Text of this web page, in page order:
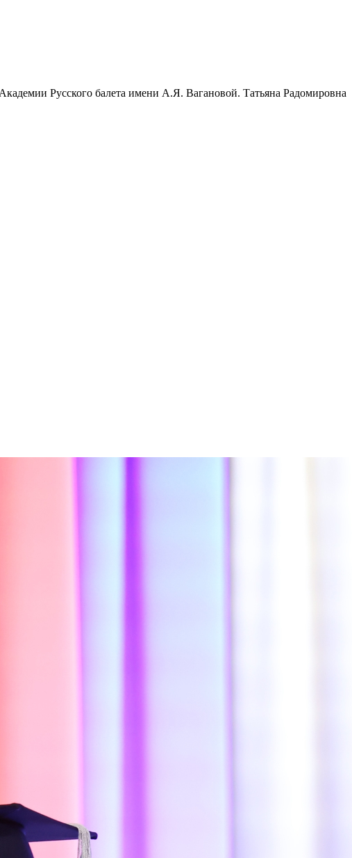
Русского балета имени А.Я. Вагановой. Татьяна Радомировна